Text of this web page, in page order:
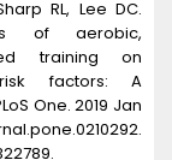
RL, Lee DC.
of aerobic,
training on
factors: A
One. 2019 Jan